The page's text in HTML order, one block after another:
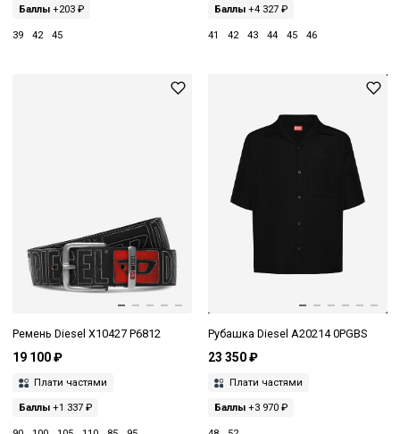
Баллы +203 ₽
39 42 45
Баллы+4 327 ₽
41 42 43 44 45 46
Ремень Diesel X10427 P6812
19 100 ₽
Плати частями
Баллы +1 337 ₽
Рубашка Diesel A20214 0PGBS
23 350 ₽
Плати частями
Баллы+3 970 ₽